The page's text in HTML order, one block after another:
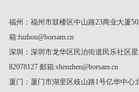
福州：福州市鼓楼区中山路23商业大厦
箱:fuzhou@borsam.cn
深圳：深圳市龙华区民治街道民乐社区
82078127 邮箱:shenzhen@borsam.cn
厦门：厦门市湖里区歧山路1号亿华中心